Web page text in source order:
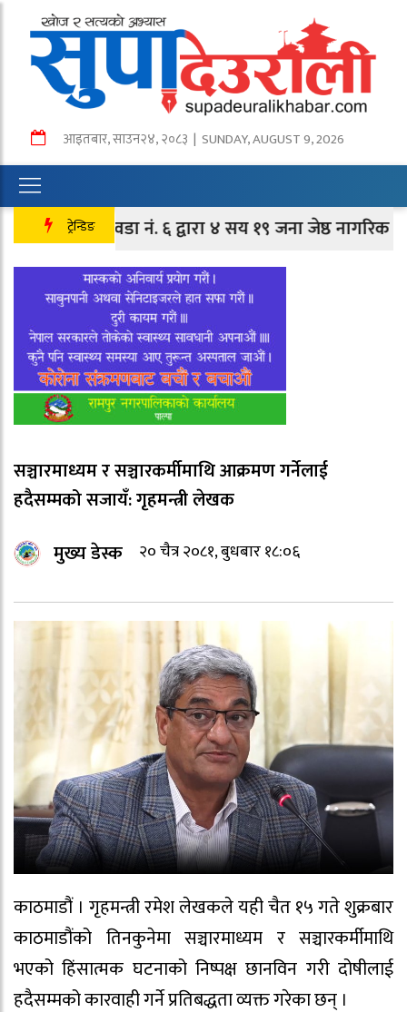
आइतबार,साउन२४,२०८३ | SUNDAY, AUGUST 9, 2026
ट्रेन्डिङ
तानसेन वडा नं. ६ द्वारा ४ सय १९ जना जेष्ठ नागरिक तथा
सञ्चारमाध्यम र सञ्चारकर्मीमाथि आक्रमण गर्नेलाई
हदैसम्मको सजायँ: गृहमन्त्री लेखक
मुख्य डेस्क
२० चैत्र २०८१, बुधबार १८:०६
काठमाडौं । गृहमन्त्री रमेश लेखकले यही चैत १५ गते शुक्रबार
काठमाडौंको तिनकुनेमा सञ्चारमाध्यम र सञ्चारकर्मीमाथि
भएको हिंसात्मक घटनाको निष्पक्ष छानविन गरी दोषीलाई
हदैसम्मको कारवाही गर्ने प्रतिबद्धता व्यक्त गरेका छन् ।